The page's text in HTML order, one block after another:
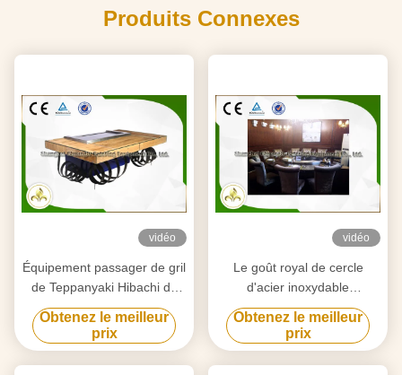
Produits Connexes
vidéo
Équipement passager de gril
de Teppanyaki Hibachi de
périodes, Tableau de gril de
restaurant japonais
Obtenez le meilleur
prix
vidéo
Le goût royal de cercle
d'acier inoxydable
Teppanyaki de Tableau
professionnel de gril a conçu
Obtenez le meilleur
prix